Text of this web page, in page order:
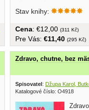
Stav knihy:
Cena: €12,00 (311 Kč)
Pre Vás: €11,40 (295 Kč)
Zdravo, chutne, bez
Spisovatel: Džupa Karol,
Katalogové číslo: O4918